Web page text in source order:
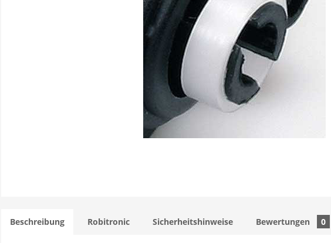
Beschreibung Robitronic Sicherheitshinweise Bewertungen 0